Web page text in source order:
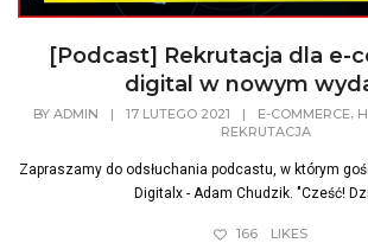
[Podcast] Rekrutacja dla e-
digital w nowym
BY ADMIN | 17 LUTEGO 2021 | E-COMMERCE
REKRUTACJA
Zapraszamy do odsłuchania podcastu, w którym
Digitalx - Adam Chudzik. "Cześć!
166 LIKES